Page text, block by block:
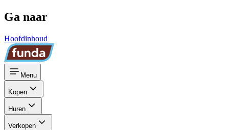
Ga naar
Hoofdinhoud
Menu
Kopen
Huren
Verkopen